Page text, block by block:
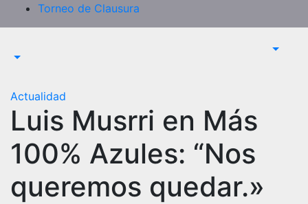
Torneo de Clausura
Actualidad
Luis Musrri en Más
100% Azules: “Nos
queremos quedar.»